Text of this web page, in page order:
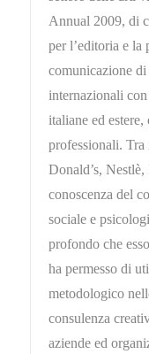
Annual 2009, di
per l’editoria e la
comunicazione
internazionali
italiane ed
professionali.
Donald’s,
conoscenza del
sociale e
profondo che
ha permesso di
metodologico
consulenza
aziende ed